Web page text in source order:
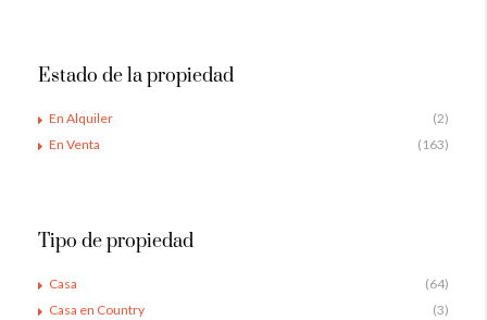
Estado de la propiedad
En Alquiler
(2)
En Venta
(163)
Tipo de propiedad
Casa
(64)
Casa en Country
(3)